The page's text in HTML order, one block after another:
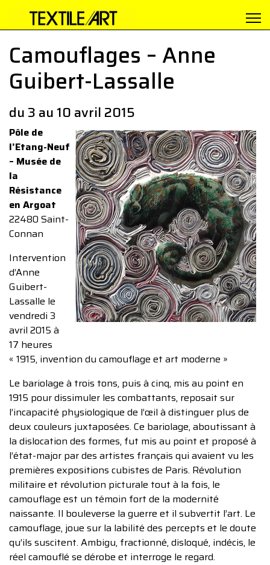
Camouflages – Anne
Guibert-Lassalle
du 3 au 10 avril 2015
Pôle de
l’Etang-Neuf
– Musée de
la
Résistance
en Argoat
22480 Saint-
Connan
Intervention
d’Anne
Guibert-
Lassalle le
vendredi 3
avril 2015 à
17 heures
« 1915, invention du camouflage et art moderne »
Le bariolage à trois tons, puis à cinq, mis au point en
1915 pour dissimuler les combattants, reposait sur
l’incapacité physiologique de l’œil à distinguer plus de
deux couleurs juxtaposées. Ce bariolage, aboutissant à
la dislocation des formes, fut mis au point et proposé à
l’état-major par des artistes français qui avaient vu les
premières expositions cubistes de Paris. Révolution
militaire et révolution picturale tout à la fois, le
camouflage est un témoin fort de la modernité
naissante. Il bouleverse la guerre et il subvertit l’art. Le
camouflage, joue sur la labilité des percepts et le doute
qu’ils suscitent. Ambigu, fractionné, disloqué, indécis, le
réel camouflé se dérobe et interroge le regard.